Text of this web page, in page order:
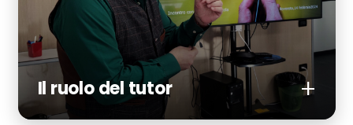
Il ruolo del tutor